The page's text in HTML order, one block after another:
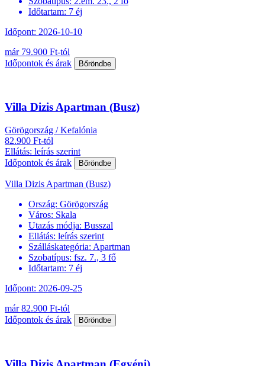
Időtartam: 7 éj
Időpont: 2026-10-10
már 79.900 Ft-tól
Időpontok és árak
Bőröndbe
Villa Dizis Apartman (Busz)
Görögország / Kefalónia
82.900 Ft-tól
Ellátás: leírás szerint
Időpontok és árak
Bőröndbe
Villa Dizis Apartman (Busz)
Ország: Görögország
Város: Skala
Utazás módja: Busszal
Ellátás: leírás szerint
Szálláskategória: Apartman
Szobatípus: fsz. 7., 3 fő
Időtartam: 7 éj
Időpont: 2026-09-25
már 82.900 Ft-tól
Időpontok és árak
Bőröndbe